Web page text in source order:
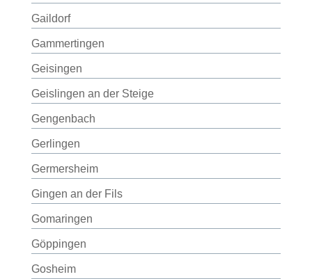
Gaildorf
Gammertingen
Geisingen
Geislingen an der Steige
Gengenbach
Gerlingen
Germersheim
Gingen an der Fils
Gomaringen
Göppingen
Gosheim